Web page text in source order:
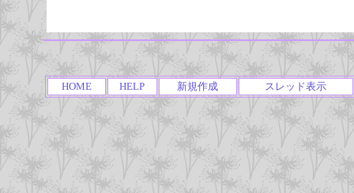
HOME HELP 新規作成 スレッド表示